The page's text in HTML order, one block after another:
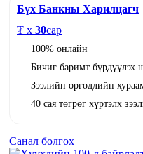
Бүх Банкны Харилцагч
₮ x 30сар
100% онлайн
Бичиг баримт бүрдүүлэх
Зээлийн өргөдлийн
40 сая төгрөг хүртэлх
Санал болгох